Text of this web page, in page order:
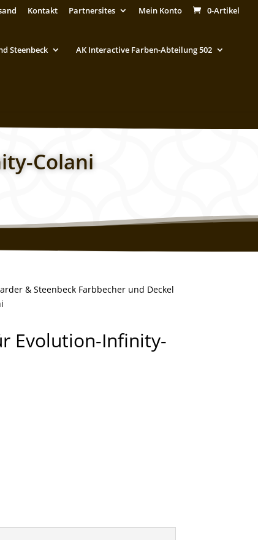
Kontakt Partnersites Mein Konto 0-Artikel
Steenbeck AK Interactive Farben-Abteilung 502
Colani
& Steenbeck Farbbecher und Deckel
Evolution-Infinity-